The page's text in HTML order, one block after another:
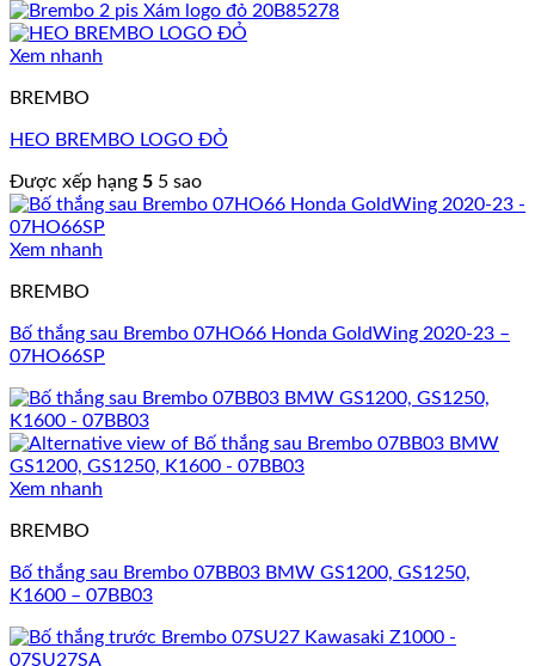
Xem nhanh
BREMBO
HEO BREMBO LOGO ĐỎ
Được xếp hạng 5 5 sao
Xem nhanh
BREMBO
Bố thắng sau Brembo 07HO66 Honda GoldWing 2020-23 –
07HO66SP
Xem nhanh
BREMBO
Bố thắng sau Brembo 07BB03 BMW GS1200, GS1250,
K1600 – 07BB03